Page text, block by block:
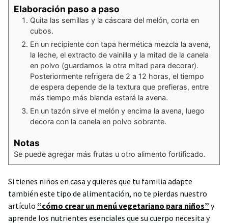
Elaboración paso a paso
Quita las semillas y la cáscara del melón, corta en
cubos.
En un recipiente con tapa hermética mezcla la avena,
la leche, el extracto de vainilla y la mitad de la canela
en polvo (guardamos la otra mitad para decorar).
Posteriormente refrigera de 2 a 12 horas, el tiempo
de espera depende de la textura que prefieras, entre
más tiempo más blanda estará la avena.
En un tazón sirve el melón y encima la avena, luego
decora con la canela en polvo sobrante.
Notas
Se puede agregar más frutas u otro alimento fortificado.
Si tienes niños en casa y quieres que tu familia adapte
también este tipo de alimentación, no te pierdas nuestro
artículo “cómo crear un menú vegetariano para niños” y
aprende los nutrientes esenciales que su cuerpo necesita y